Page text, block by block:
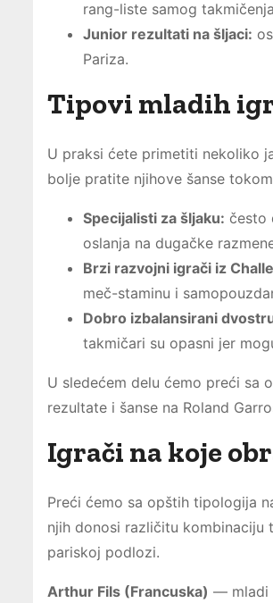
rang-liste samog
Junior rezultati na šljaci:
Pariza.
Tipovi mladih
U praksi ćete primetiti nekoliko
bolje pratite njihove šanse
Specijalisti za šljaku: često
oslanja na dugačke
Brzi razvojni igrači iz
meč-staminu i
Dobro izbalansirani
takmičari su opasni jer
U sledećem delu ćemo preći sa
rezultate i šanse na Roland
Igrači na koje
Preći ćemo sa opštih tipologija
njih donosi različitu
pariskoj podlozi.
Arthur Fils (Francuska) — mladi